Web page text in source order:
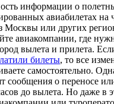
информации о
авиабилетах на
Москвы или других
авиакомпании, где
вылета и прилета.
билеты, то все
самостоятельно.
сообщения о переносе
до вылета. Но даже в